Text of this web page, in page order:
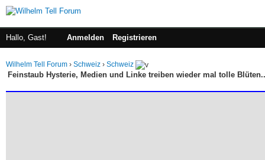
Hallo, Gast! Anmelden Registrieren
Wilhelm Tell Forum › Schweiz › Schweiz
Feinstaub Hysterie, Medien und Linke treiben wieder mal tolle